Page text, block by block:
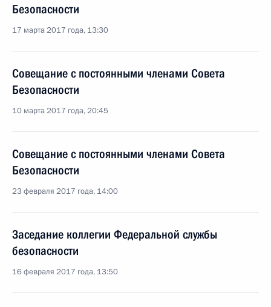
Безопасности
17 марта 2017 года, 13:30
Совещание с постоянными членами Совета
Безопасности
10 марта 2017 года, 20:45
Совещание с постоянными членами Совета
Безопасности
23 февраля 2017 года, 14:00
Заседание коллегии Федеральной службы
безопасности
16 февраля 2017 года, 13:50